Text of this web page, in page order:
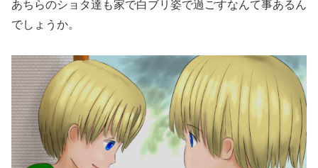
あちらのショタ達も家で白ブリ姿で過ごすなんて事あるん
でしょうか。